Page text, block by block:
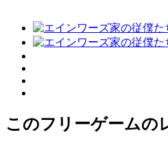
このフリーゲームの